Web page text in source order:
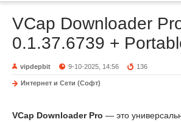
VCap Downloader
0.1.37.6739 +
vipdepbit 9-10-2025, 14:56 136
Интернет и Сети (Софт)
VCap Downloader Pro — это